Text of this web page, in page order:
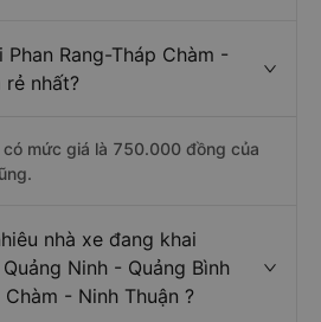
Rang-Tháp Chàm -
rẻ nhất?
có mức giá là 750.000 đồng của
nhà xe đang khai
Ninh - Quảng Bình
- Ninh Thuận ?